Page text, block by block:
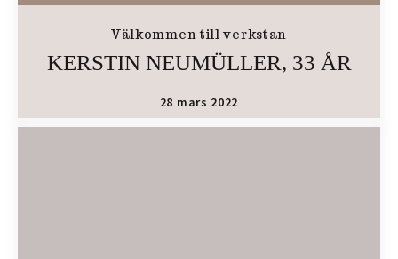
Välkommen till verkstan
KERSTIN NEUMÜLLER, 33 ÅR
28 mars 2022